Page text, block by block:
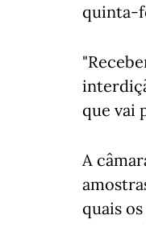
quinta-
que vai
A
quais